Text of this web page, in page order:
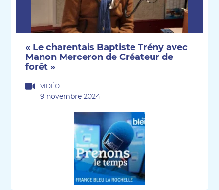
« Le charentais Baptiste Trény avec
Manon Merceron de Créateur de
forêt »
VIDÉO
9 novembre 2024